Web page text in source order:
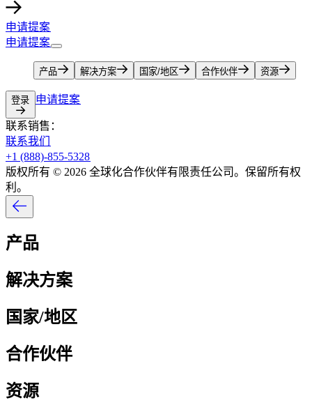
申请提案​​
申请提案​​
产品​​ 解决方案​​ 国家/地区​​ 合作伙伴​​ 资源​​
登录​​ 申请提案​​
联系销售：​​
联系我们​​
+1 (888)-855-5328​​
版权所有 © 2026 全球化合作伙伴有限责任公司。保留所有权
利。​​
产品​​
解决方案​​
国家/地区​​
合作伙伴​​
资源​​